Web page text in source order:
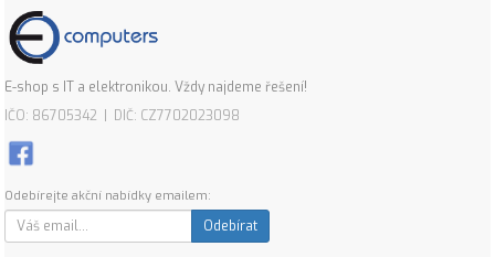
E-shop s IT a elektronikou. Vždy najdeme řešení!
IČO: 86705342 | DIČ: CZ7702023098
Odebírejte akční nabídky emailem:
Odebírat